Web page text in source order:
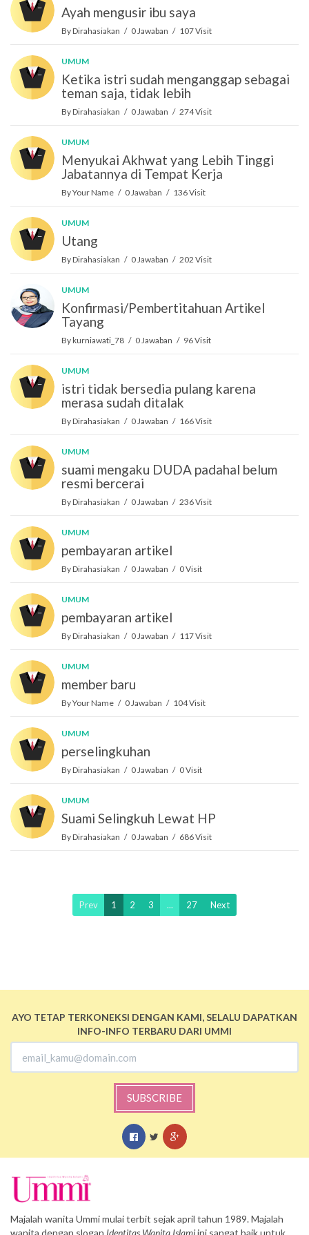
Ayah mengusir ibu saya
By Dirahasiakan / 0 Jawaban / 107 Visit
UMUM
Ketika istri sudah menganggap sebagai
teman saja, tidak lebih
By Dirahasiakan / 0 Jawaban / 274 Visit
UMUM
Menyukai Akhwat yang Lebih Tinggi
Jabatannya di Tempat Kerja
By Your Name / 0 Jawaban / 136 Visit
UMUM
Utang
By Dirahasiakan / 0 Jawaban / 202 Visit
UMUM
Konfirmasi/Pembertitahuan Artikel
Tayang
By kurniawati_78 / 0 Jawaban / 96 Visit
UMUM
istri tidak bersedia pulang karena
merasa sudah ditalak
By Dirahasiakan / 0 Jawaban / 166 Visit
UMUM
suami mengaku DUDA padahal belum
resmi bercerai
By Dirahasiakan / 0 Jawaban / 236 Visit
UMUM
pembayaran artikel
By Dirahasiakan / 0 Jawaban / 0 Visit
UMUM
pembayaran artikel
By Dirahasiakan / 0 Jawaban / 117 Visit
UMUM
member baru
By Your Name / 0 Jawaban / 104 Visit
UMUM
perselingkuhan
By Dirahasiakan / 0 Jawaban / 0 Visit
UMUM
Suami Selingkuh Lewat HP
By Dirahasiakan / 0 Jawaban / 686 Visit
Prev 1 2 3 ... 27 Next
AYO TETAP TERKONEKSI DENGAN KAMI, SELALU DAPATKAN
INFO-INFO TERBARU DARI UMMI
SUBSCRIBE
Majalah wanita Ummi mulai terbit sejak april tahun 1989. Majalah
wanita dengan slogan Identitas Wanita Islamiini sangat baik untuk